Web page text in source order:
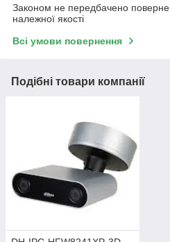
Законом не передбачено
належної якості
Всі умови повернення
Подібні товари компанії